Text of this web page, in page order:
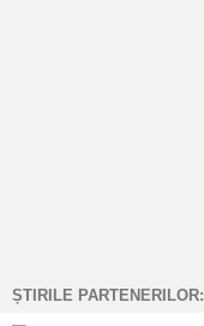
ȘTIRILE PARTENERILOR: